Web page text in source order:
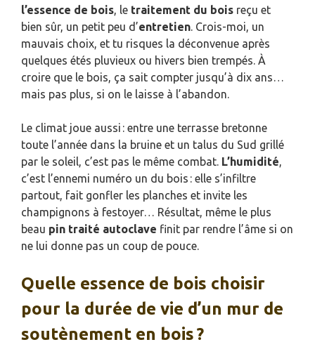
l’essence de bois, le traitement du bois reçu et
bien sûr, un petit peu d’entretien. Crois-moi, un
mauvais choix, et tu risques la déconvenue après
quelques étés pluvieux ou hivers bien trempés. À
croire que le bois, ça sait compter jusqu’à dix ans…
mais pas plus, si on le laisse à l’abandon.
Le climat joue aussi : entre une terrasse bretonne
toute l’année dans la bruine et un talus du Sud grillé
par le soleil, c’est pas le même combat. L’humidité,
c’est l’ennemi numéro un du bois : elle s’infiltre
partout, fait gonfler les planches et invite les
champignons à festoyer… Résultat, même le plus
beau pin traité autoclave finit par rendre l’âme si on
ne lui donne pas un coup de pouce.
Quelle essence de bois choisir
pour la durée de vie d’un mur de
soutènement en bois ?